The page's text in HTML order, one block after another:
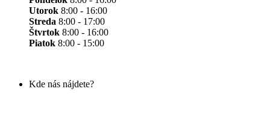
Utorok 8:00 - 16:00
Streda 8:00 - 17:00
Štvrtok 8:00 - 16:00
Piatok 8:00 - 15:00
Kde nás nájdete?